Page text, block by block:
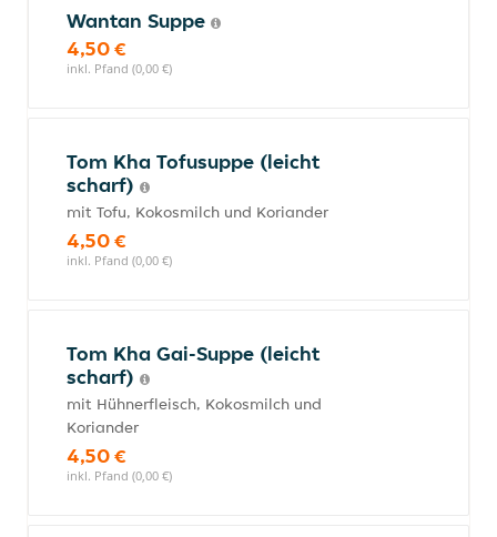
Wantan Suppe
4,50 €
inkl. Pfand (0,00 €)
Tom Kha Tofusuppe (leicht
scharf)
mit Tofu, Kokosmilch und Koriander
4,50 €
inkl. Pfand (0,00 €)
Tom Kha Gai-Suppe (leicht
scharf)
mit Hühnerfleisch, Kokosmilch und
Koriander
4,50 €
inkl. Pfand (0,00 €)